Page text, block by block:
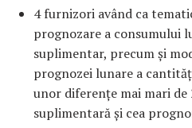
4 furnizori având ca
prognozare a consumului
suplimentar, precum și
prognozei lunare a
unor diferențe mai mari
suplimentară și cea